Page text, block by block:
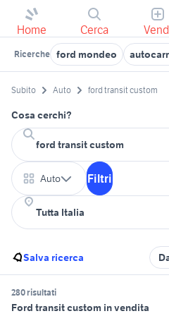
Home Cerca
Ricerche ford mondeo
Subito Auto ford transit custom
Cosa cerchi?
Auto Filtri
Salva ricerca
280 risultati
Ford transit custom in vendita